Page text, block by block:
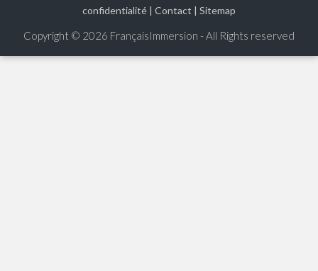
confidentialité
Contact Sitemap
Copyright © 2026 FrançaisImmersion - All Rights reserved